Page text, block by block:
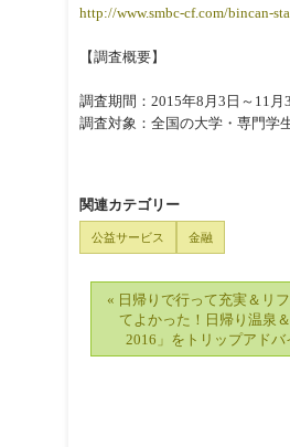
http://www.smbc-cf.com/bincan-
【調査概要】
調査期間：2015年8月3日～
調査対象：全国の大学・専門学
関連カテゴリー
公益サービス 金融
« 日帰りで行って充実＆リ
てよかった！日帰り温泉
2016」をトリップアド